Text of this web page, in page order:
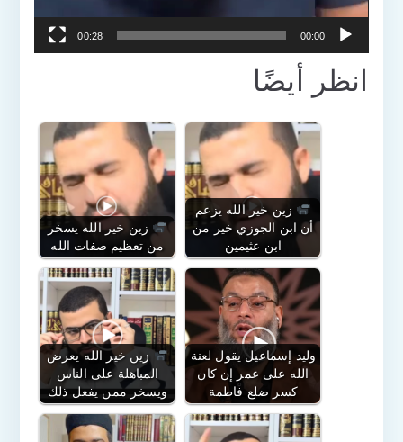
00:00
00:28
انظر أيضًا
زين خير الله يسخر
من تعظيم صفات الله
زين خير الله يزعم
أن ابن الجوزي خير من
ابن عثيمين
زين خير الله يعرض
المباهلة على الناس
ويسخر ممن يفعل ذلك
وليد إسماعيل يقول لعنة
الله على عمر إن كان
كسر ضلع فاطمة